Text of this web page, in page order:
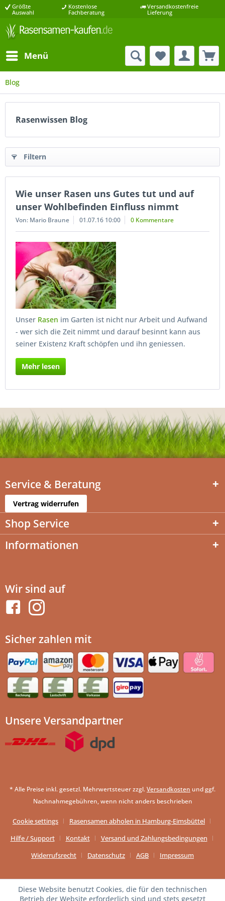
Größte
Auswahl
Kostenlose
Fachberatung
Versandkostenfreie
Lieferung
Menü
Blog
Rasenwissen Blog
Filtern
Wie unser Rasen uns Gutes tut und auf
unser Wohlbefinden Einfluss nimmt
Von: Mario Braune 01.07.16 10:00 0 Kommentare
Unser Rasen im Garten ist nicht nur Arbeit und Aufwand
- wer sich die Zeit nimmt und darauf besinnt kann aus
seiner Existenz Kraft schöpfen und ihn geniessen.
Mehr lesen
Service & Beratung
Vertrag widerrufen
Shop Service
Informationen
Wir sind auf
Sicher zahlen mit
Unsere Versandpartner
* Alle Preise inkl. gesetzl. Mehrwertsteuer zzgl.Versandkosten und ggf.
Nachnahmegebühren, wenn nicht anders beschrieben
Cookie settings
Rasensamen abholen in Hamburg-Eimsbüttel
Hilfe / Support
Kontakt
Versand und Zahlungsbedingungen
Widerrufsrecht
Datenschutz AGB Impressum
Diese Website benutzt Cookies, die für den technischen
Betrieb der Website erforderlich sind und stets gesetzt